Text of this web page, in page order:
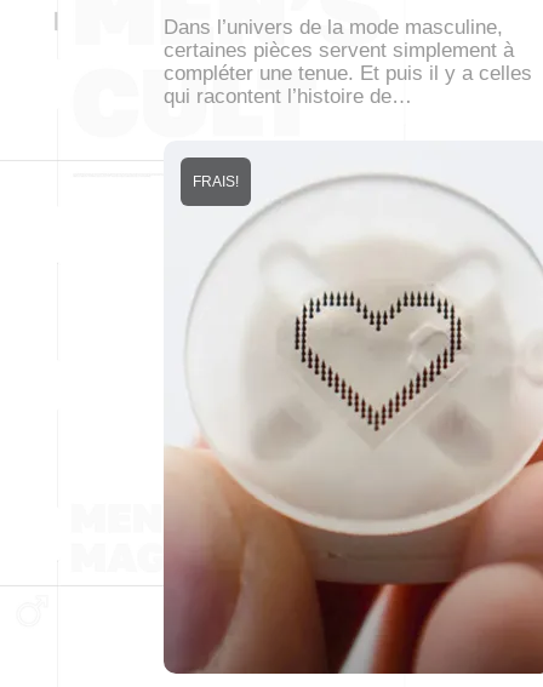
Dans l’univers de la mode masculine,
certaines pièces servent simplement à
compléter une tenue. Et puis il y a celles
qui racontent l’histoire de…
FRAIS!